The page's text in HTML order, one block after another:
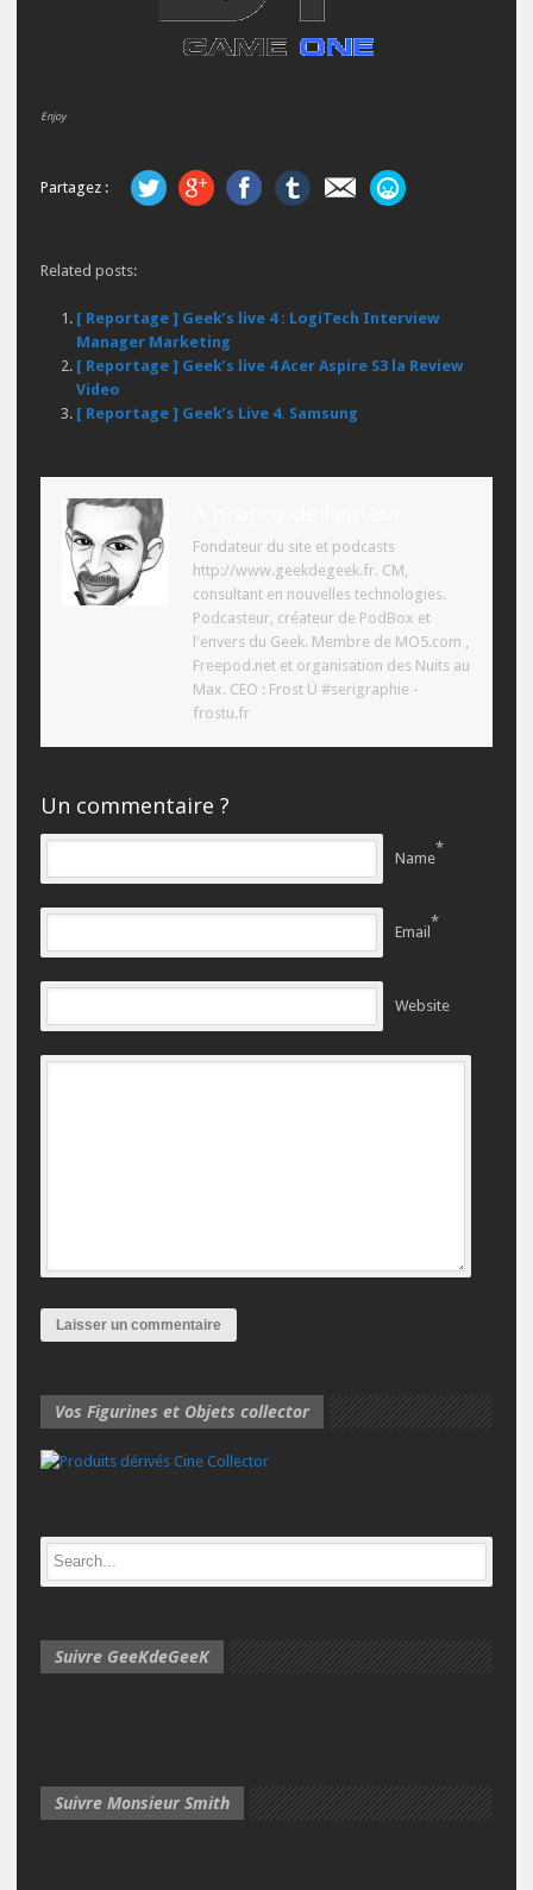
Enjoy
Partagez :
Related posts:
[ Reportage ] Geek’s live 4 : LogiTech Interview
Manager Marketing
[ Reportage ] Geek’s live 4 Acer Aspire S3 la Review
Video
[ Reportage ] Geek’s Live 4. Samsung
Fondateur du site et podcasts
http://www.geekdegeek.fr. CM,
consultant en nouvelles technologies.
Podcasteur, créateur de PodBox et
l'envers du Geek. Membre de MO5.com ,
Freepod.net et organisation des Nuits au
Max. CEO : Frost Ü #serigraphie -
frostu.fr
Un commentaire ?
Name
*
Email
*
Website
Vos Figurines et Objets collector
Suivre GeeKdeGeeK
Suivre Monsieur Smith